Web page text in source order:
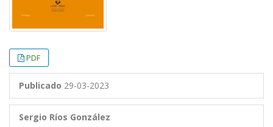
PDF
Publicado 29-03-2023
Sergio Ríos González